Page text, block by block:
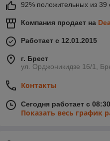
92% положительных из 39
Компания продает на
Работает с 12.01.2015
г. Брест
ул. Орджоникидзе 16/1,
Контакты
Сегодня работает с
Показать весь график